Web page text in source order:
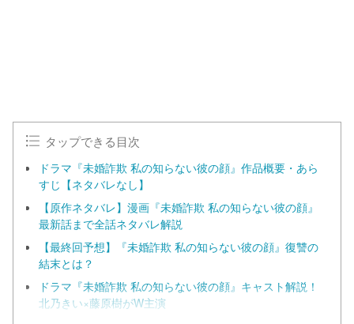
タップできる目次
ドラマ『未婚詐欺 私の知らない彼の顔』作品概要・あら
すじ【ネタバレなし】
【原作ネタバレ】漫画『未婚詐欺 私の知らない彼の顔』
最新話まで全話ネタバレ解説
【最終回予想】『未婚詐欺 私の知らない彼の顔』復讐の
結末とは？
ドラマ『未婚詐欺 私の知らない彼の顔』キャスト解説！
北乃きい×藤原樹がW主演